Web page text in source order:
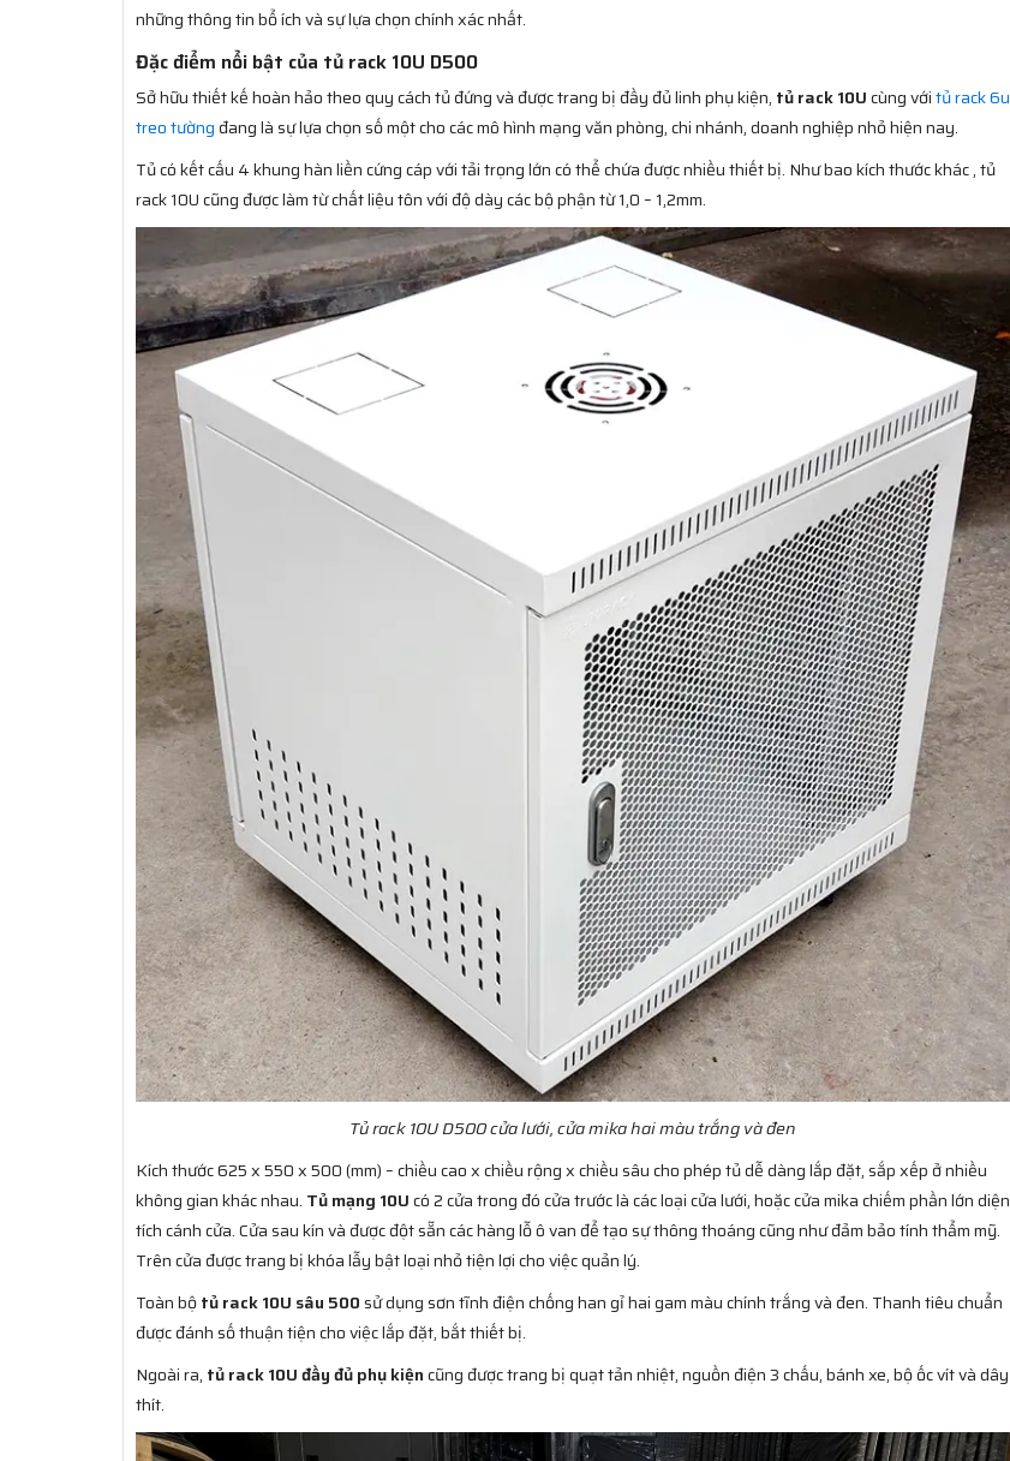
những thông tin bổ ích và sự lựa chọn chính xác nhất.
Đặc điểm nổi bật của tủ rack 10U D500
Sở hữu thiết kế hoàn hảo theo quy cách tủ đứng và được trang bị đầy đủ linh phụ kiện, tủ rack 10Ucùng vớitủ rack 6u
treo tường đang là sự lựa chọn số một cho các mô hình mạng văn phòng, chi nhánh, doanh nghiệp nhỏ hiện nay.
Tủ có kết cấu 4 khung hàn liền cứng cáp với tải trọng lớn có thể chứa được nhiều thiết bị. Như bao kích thước khác , tủ
rack 10U cũng được làm từ chất liệu tôn với độ dày các bộ phận từ 1,0 – 1,2mm.
Tủ rack 10U D500 cửa lưới, cửa mika hai màu trắng và đen
Kích thước 625 x 550 x 500 (mm) – chiều cao x chiều rộng x chiều sâu cho phép tủ dễ dàng lắp đặt, sắp xếp ở nhiều
không gian khác nhau. Tủ mạng 10Ucó 2 cửa trong đó cửa trước là các loại cửa lưới, hoặc cửa mika chiếm phần lớn diện
tích cánh cửa. Cửa sau kín và được đột sẵn các hàng lỗ ô van để tạo sự thông thoáng cũng như đảm bảo tính thẩm mỹ.
Trên cửa được trang bị khóa lẫy bật loại nhỏ tiện lợi cho việc quản lý.
Toàn bộtủ rack 10U sâu 500sử dụng sơn tĩnh điện chống han gỉ hai gam màu chính trắng và đen. Thanh tiêu chuẩn
được đánh số thuận tiện cho việc lắp đặt, bắt thiết bị.
Ngoài ra, tủ rack 10U đầy đủ phụ kiệncũng được trang bị quạt tản nhiệt, nguồn điện 3 chấu, bánh xe, bộ ốc vít và dây
thít.